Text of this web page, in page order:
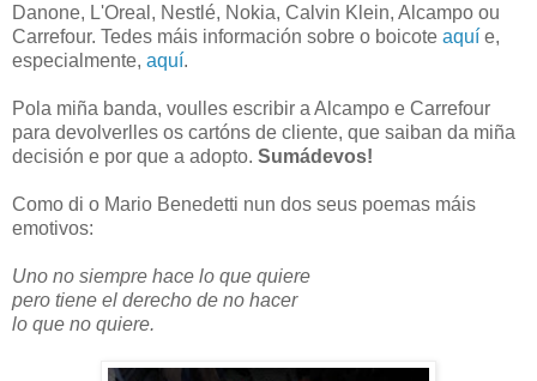
Danone, L'Oreal, Nestlé, Nokia, Calvin Klein, Alcampo ou
Carrefour. Tedes máis información sobre o boicote aquí e,
especialmente, aquí.
Pola miña banda, voulles escribir a Alcampo e Carrefour
para devolverlles os cartóns de cliente, que saiban da miña
decisión e por que a adopto. Sumádevos!
Como di o Mario Benedetti nun dos seus poemas máis
emotivos:
Uno no siempre hace lo que quiere
pero tiene el derecho de no hacer
lo que no quiere.